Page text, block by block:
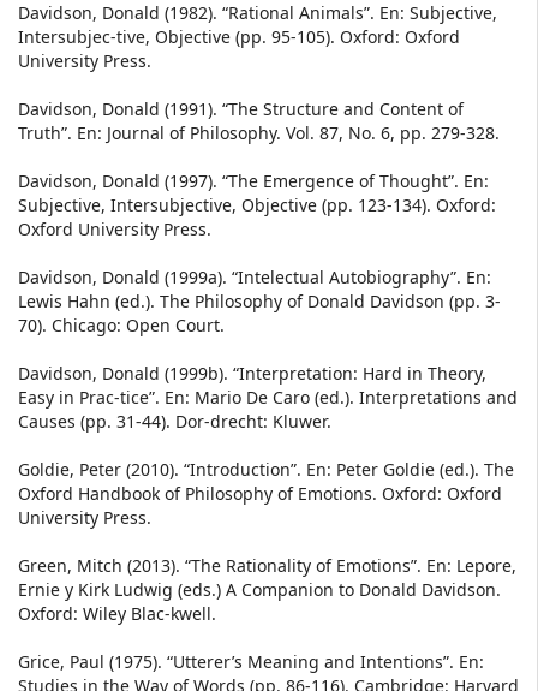
Davidson, Donald (1982). “Rational Animals”. En: Subjective,
Intersubjec-tive, Objective (pp. 95-105). Oxford: Oxford
University Press.
Davidson, Donald (1991). “The Structure and Content of
Truth”. En: Journal of Philosophy. Vol. 87, No. 6, pp. 279-328.
Davidson, Donald (1997). “The Emergence of Thought”. En:
Subjective, Intersubjective, Objective (pp. 123-134). Oxford:
Oxford University Press.
Davidson, Donald (1999a). “Intelectual Autobiography”. En:
Lewis Hahn (ed.). The Philosophy of Donald Davidson (pp. 3-
70). Chicago: Open Court.
Davidson, Donald (1999b). “Interpretation: Hard in Theory,
Easy in Prac-tice”. En: Mario De Caro (ed.). Interpretations and
Causes (pp. 31-44). Dor-drecht: Kluwer.
Goldie, Peter (2010). “Introduction”. En: Peter Goldie (ed.). The
Oxford Handbook of Philosophy of Emotions. Oxford: Oxford
University Press.
Green, Mitch (2013). “The Rationality of Emotions”. En: Lepore,
Ernie y Kirk Ludwig (eds.) A Companion to Donald Davidson.
Oxford: Wiley Blac-kwell.
Grice, Paul (1975). “Utterer’s Meaning and Intentions”. En:
Studies in the Way of Words (pp. 86-116). Cambridge: Harvard